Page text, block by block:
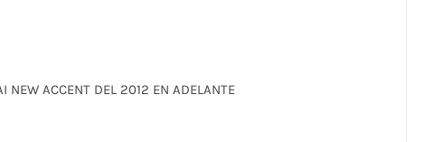
NEW ACCENT DEL 2012 EN ADELANTE